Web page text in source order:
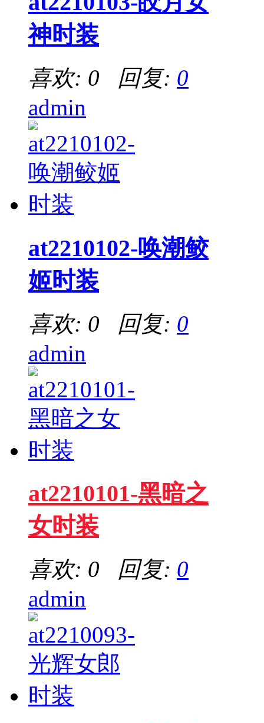
神时装
喜欢: 0 回复: 0
admin
at2210102-唤潮鲛
姬时装
喜欢: 0 回复: 0
admin
at2210101-黑暗之
女时装
喜欢: 0 回复: 0
admin